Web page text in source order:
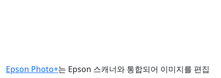
Epson Photo+는 Epson 스캐너와 통합되어 이미지를 편집